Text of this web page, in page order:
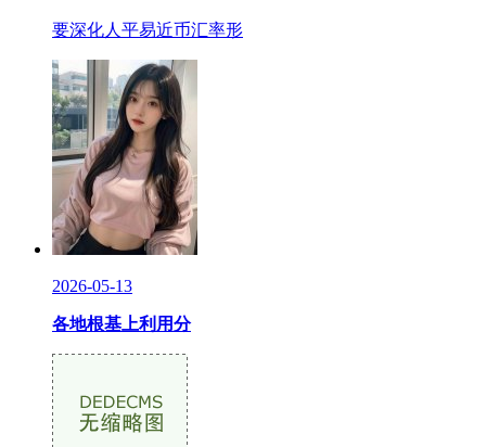
要深化人平易近币汇率形
2026-05-13
各地根基上利用分